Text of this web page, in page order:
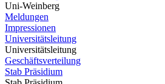
Uni-Weinberg
Meldungen
Impressionen
Universitätsleitung
Universitätsleitung
Geschäftsverteilung
Stab Präsidium